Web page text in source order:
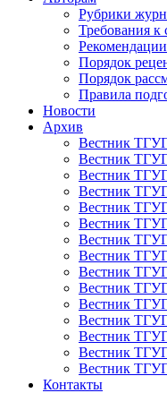
Рубрики
Требования к
Порядок
Порядок
Правила
Новости
Архив
Вестник
Вестник
Вестник
Вестник
Вестник
Вестник
Вестник
Вестник
Вестник
Вестник
Вестник
Вестник
Вестник
Вестник
Вестник
Контакты